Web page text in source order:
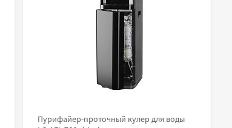
Пурифайер-проточный кулер для воды